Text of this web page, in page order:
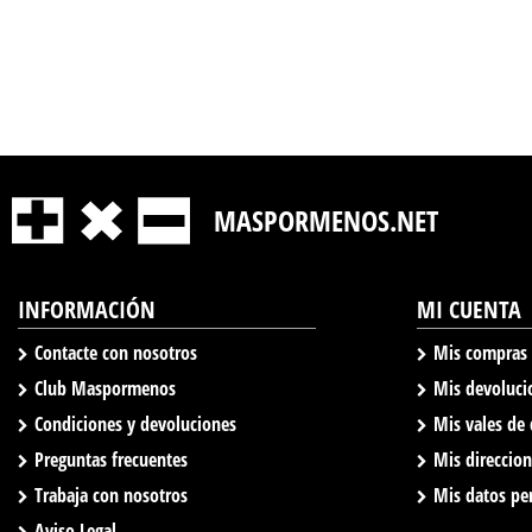
MASPORMENOS.NET
INFORMACIÓN
Contacte con nosotros
Club Maspormenos
Condiciones y devoluciones
Preguntas frecuentes
Trabaja con nosotros
MI CUENTA
Mis compras
Mis
Mis vales de
Mis
Mis datos